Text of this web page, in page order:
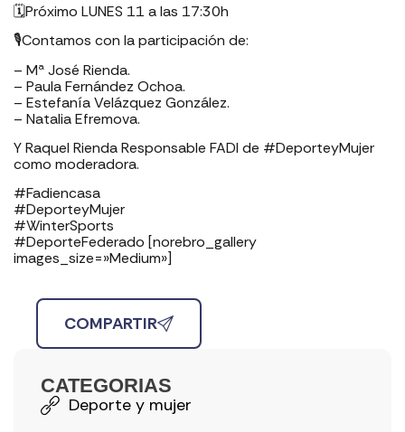
🗓Próximo LUNES 11 a las 17:30h
🎙Contamos con la participación de:
– Mª José Rienda.
– Paula Fernández Ochoa.
– Estefanía Velázquez González.
– Natalia Efremova.
Y Raquel Rienda Responsable FADI de #DeporteyMujer
como moderadora.
#Fadiencasa
#DeporteyMujer
#WinterSports
#DeporteFederado [norebro_gallery
images_size=»Medium»]
COMPARTIR
CATEGORIAS
Deporte y mujer